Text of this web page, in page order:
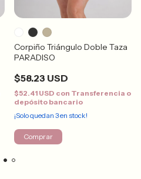
Corpiño Triángulo Doble Taza
PARADISO
$58.23 USD
$52.41 USD con Transferencia o
depósito bancario
¡Solo quedan 3en stock!
Comprar